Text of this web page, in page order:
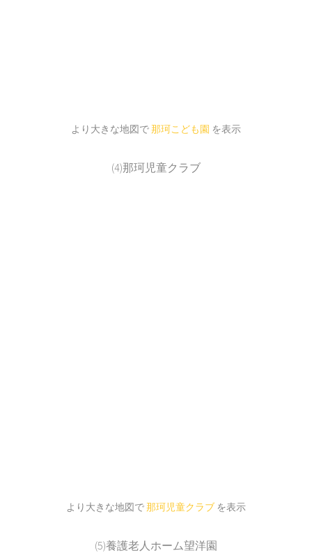
より大きな地図で那珂こども園 を表示
(4)那珂児童クラブ
より大きな地図で那珂児童クラブ を表示
(5)養護老人ホーム望洋園